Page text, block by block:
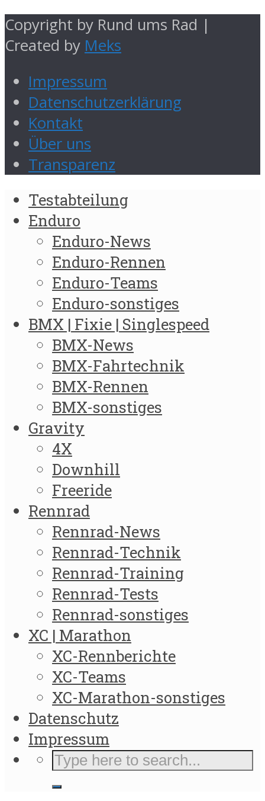
Copyright by Rund ums Rad |
Created by Meks
Impressum
Datenschutzerklärung
Kontakt
Über uns
Transparenz
Testabteilung
Enduro
Enduro-News
Enduro-Rennen
Enduro-Teams
Enduro-sonstiges
BMX | Fixie | Singlespeed
BMX-News
BMX-Fahrtechnik
BMX-Rennen
BMX-sonstiges
Gravity
4X
Downhill
Freeride
Rennrad
Rennrad-News
Rennrad-Technik
Rennrad-Training
Rennrad-Tests
Rennrad-sonstiges
XC | Marathon
XC-Rennberichte
XC-Teams
XC-Marathon-sonstiges
Datenschutz
Impressum